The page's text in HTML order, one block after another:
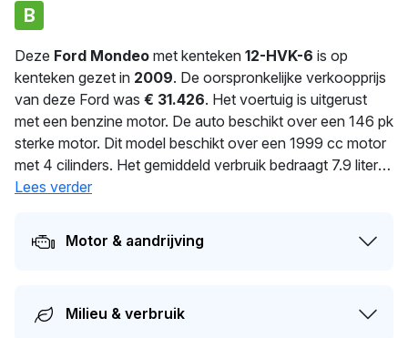
B
Deze Ford Mondeo met kenteken 12-HVK-6 is op
kenteken gezet in 2009. De oorspronkelijke verkoopprijs
van deze Ford was € 31.426. Het voertuig is uitgerust
met een benzine motor. De auto beschikt over een 146 pk
sterke motor. Dit model beschikt over een 1999 cc motor
met 4 cilinders. Het gemiddeld verbruik bedraagt 7.9 liter
per 100 km. Met een massa van 1.496 kg is deze auto
vond plaats in 2026. De volgende APK-keuring staat
gepland voor 20-11-2026. De auto heeft sinds de
Lees verder
Motor & aandrijving
Milieu & verbruik